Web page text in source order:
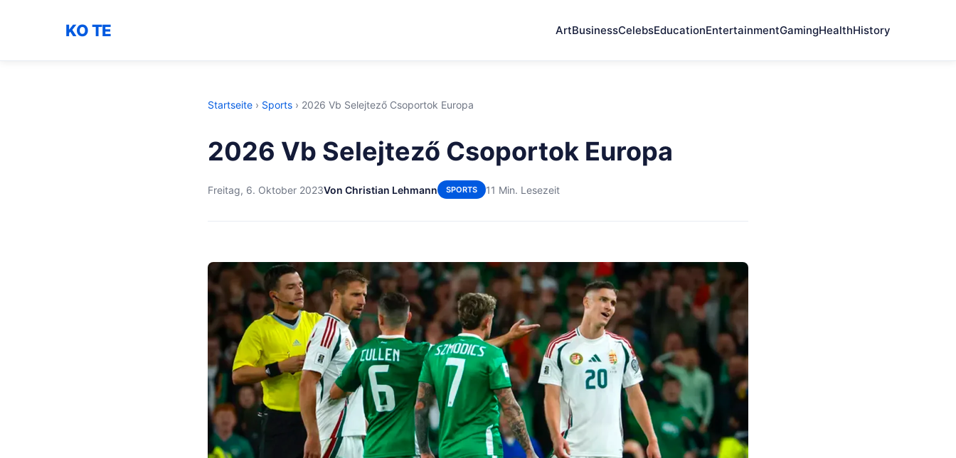
KO TE ArtBusinessCelebsEducationEntertainmentGamingHealthHistory
Startseite › Sports › 2026 Vb Selejtező Csoportok Europa
2026 Vb Selejtező Csoportok Europa
Freitag, 6. Oktober 2023Von Christian Lehmann SPORTS 11 Min. Lesezeit